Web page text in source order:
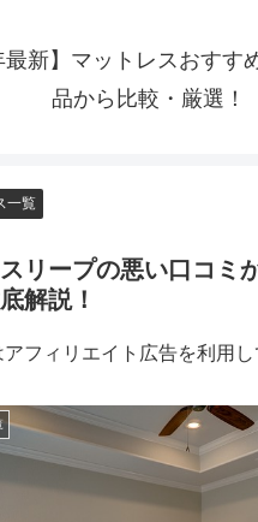
最新】マットレスおすす
品から比較・厳選！
一覧
リープの悪い口コミ
解説！
フィリエイト広告を利用し